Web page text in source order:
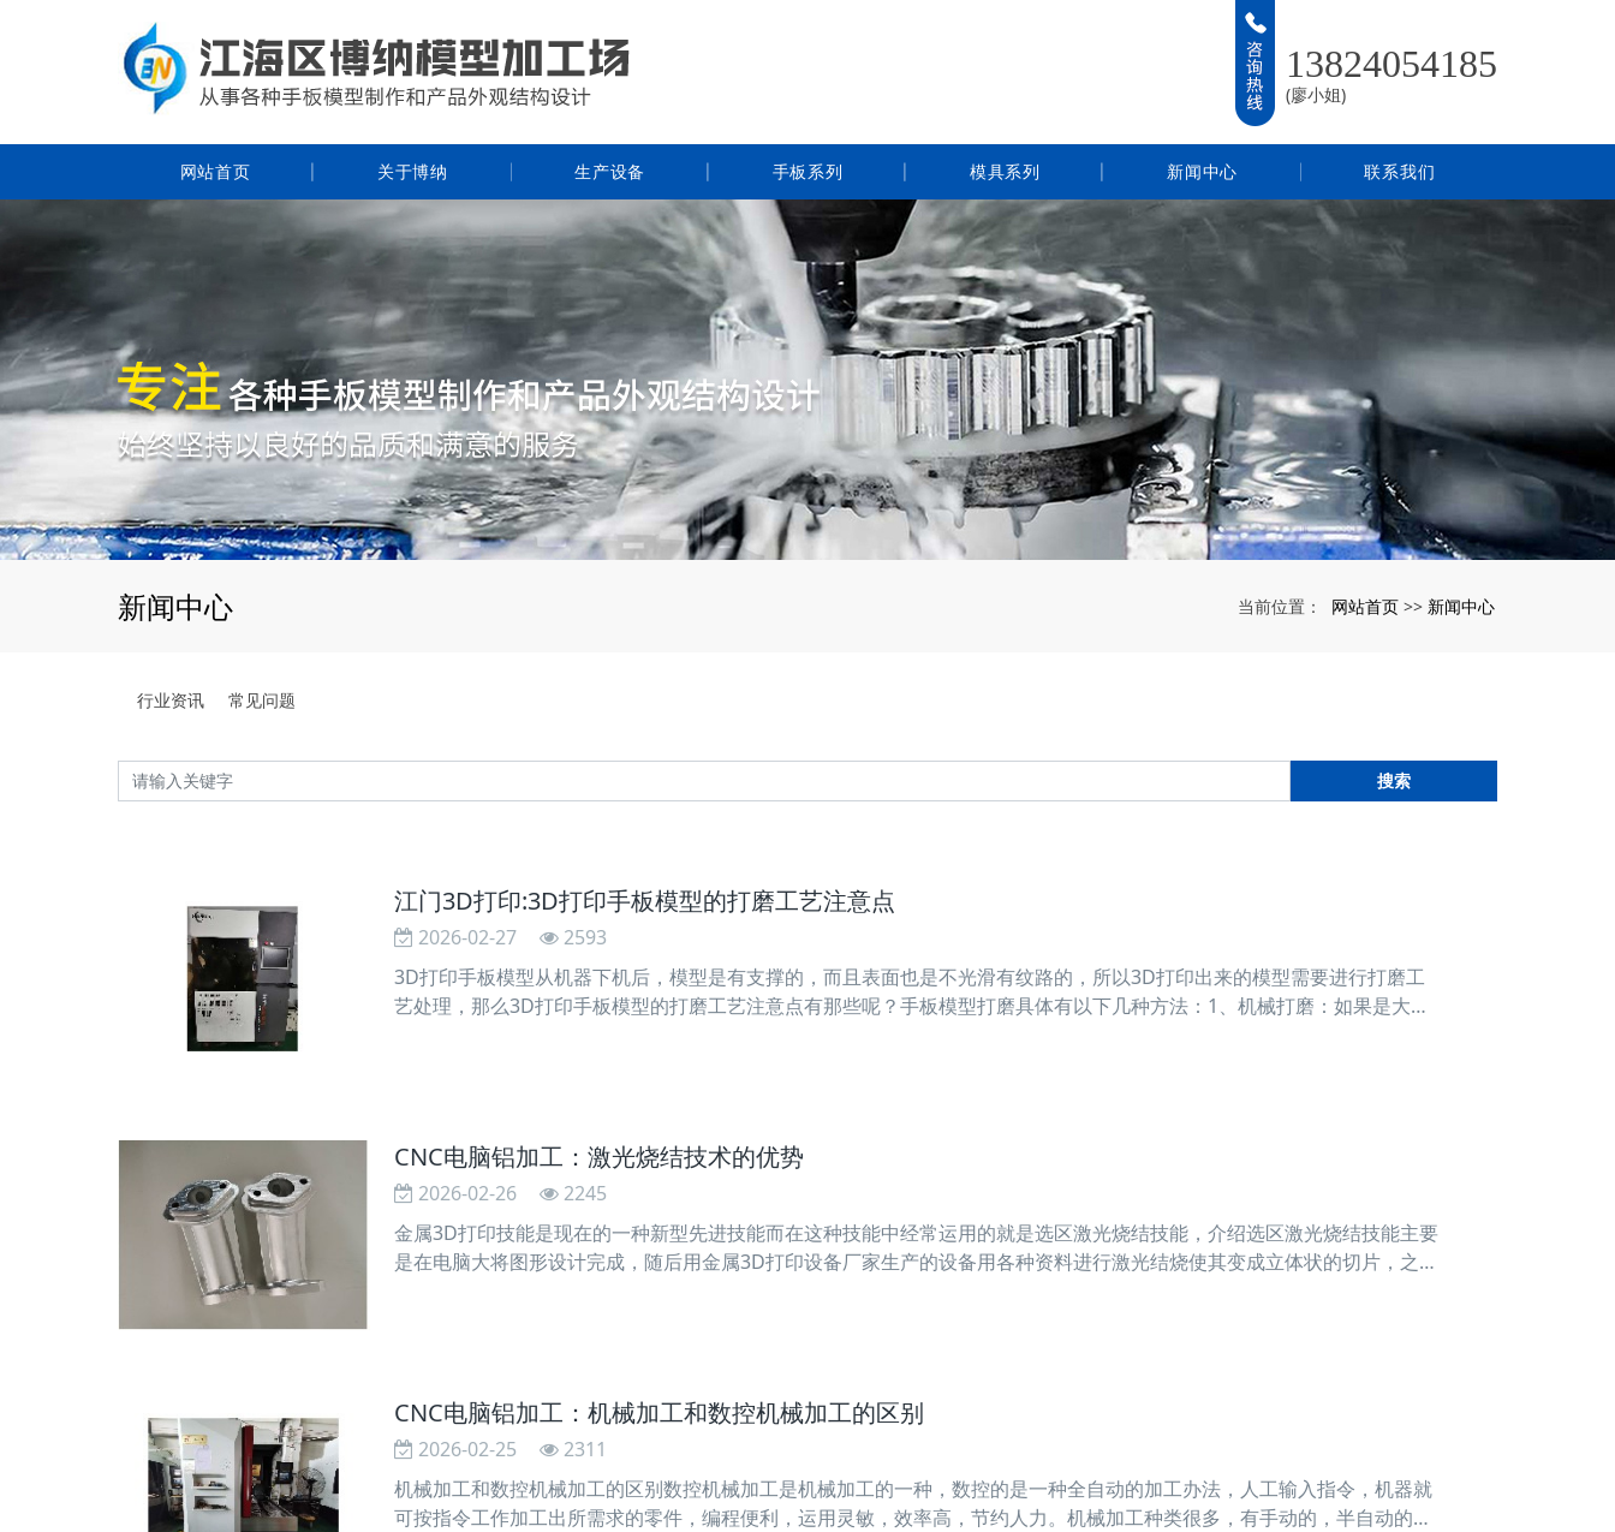
13824054185
(廖小姐)
网站首页 关于博纳 生产设备 手板系列 模具系列 新闻中心 联系我们
新闻中心 当前位置： 网站首页 >> 新闻中心
行业资讯 常见问题
搜索
江门3D打印:3D打印手板模型的打磨工艺注意点
2026-02-27
2593
3D打印手板模型从机器下机后，模型是有支撑的，而且表面也是不光滑有纹路的，所以3D打印出来的模型需要进行打磨工
艺处理，那么3D打印手板模型的打磨工艺注意点有那些呢？手板模型打磨具体有以下几种方法：1、机械打磨：如果是大件
CNC电脑铝加工：激光烧结技术的优势
2026-02-26
2245
金属3D打印技能是现在的一种新型先进技能而在这种技能中经常运用的就是选区激光烧结技能，介绍选区激光烧结技能主要
是在电脑大将图形设计完成，随后用金属3D打印设备厂家生产的设备用各种资料进行激光结烧使其变成立体状的切片，之后
CNC电脑铝加工：机械加工和数控机械加工的区别
2026-02-25
2311
机械加工和数控机械加工的区别数控机械加工是机械加工的一种，数控的是一种全自动的加工办法，人工输入指令，机器就
可按指令工作加工出所需求的零件，编程便利，运用灵敏，效率高，节约人力。机械加工种类很多，有手动的，半自动的，